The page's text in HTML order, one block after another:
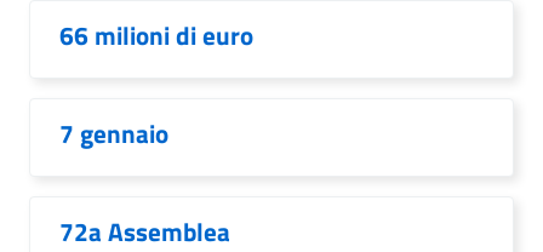
66 milioni di euro
7 gennaio
72a Assemblea